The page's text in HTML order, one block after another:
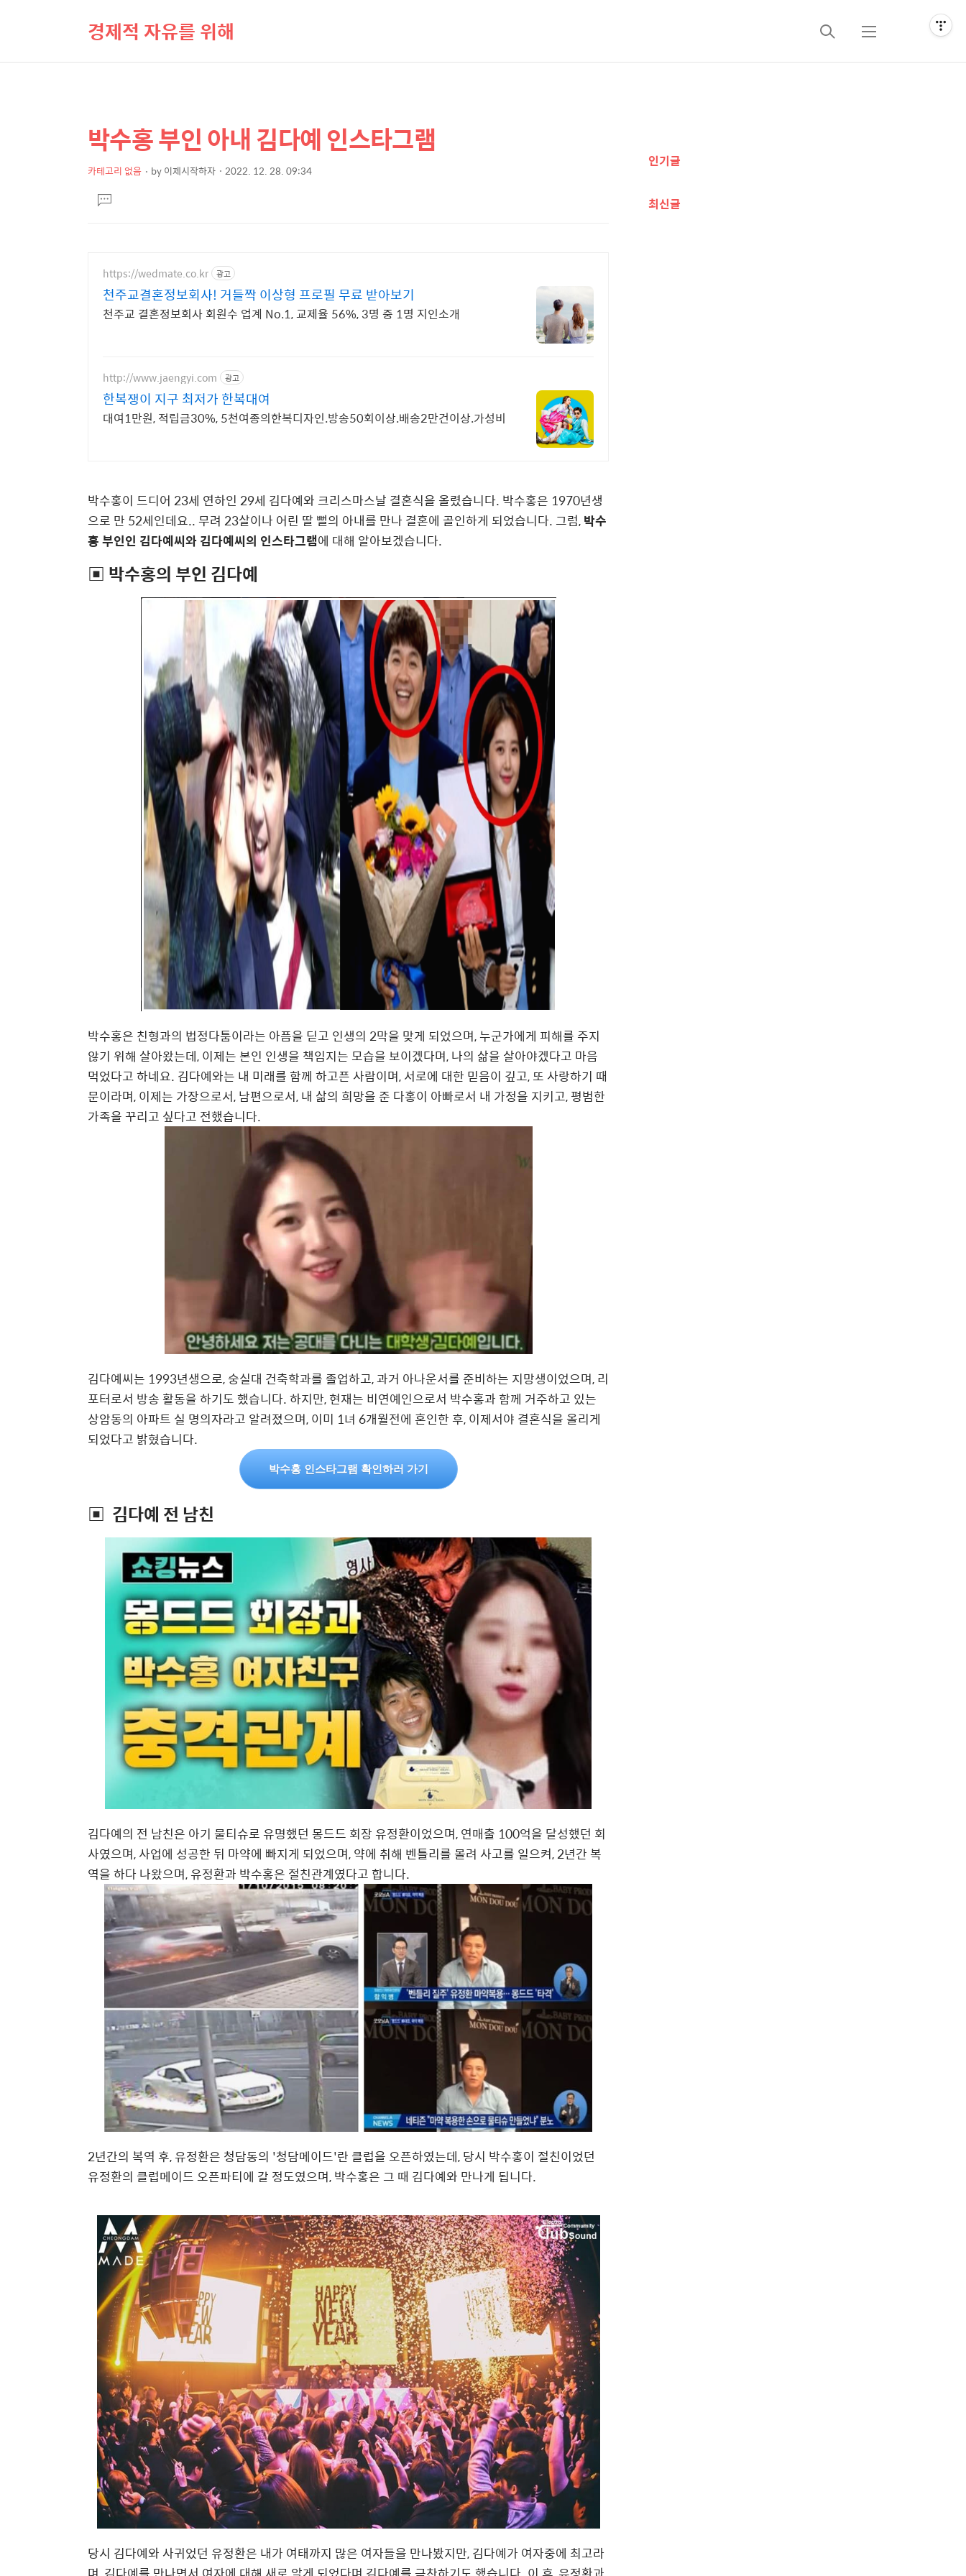
경제적 자유를 위해
검
메
상
컨
텐
본
문
제
박수홍 부인 아내 김다예 인스타그램
카테고리 없음 by이제시작하자 2022. 12. 28. 09:34
문댓
글
https://wedmate.co.kr 광고
천주교결혼정보회사! 거들짝 이상형 프로필 무료 받아보기
천주교 결혼정보회사 회원수 업계 No.1, 교제율 56%, 3명 중 1명 지인소개
http://www.jaengyi.com 광고
한복쟁이 지구 최저가 한복대여
대여1만원, 적립금30%, 5천여종의한복디자인.방송50회이상.배송2만건이상.가성비
박수홍이 드디어 23세 연하인 29세 김다예와 크리스마스날 결혼식을 올렸습니다. 박수홍은 1970년생
으로 만 52세인데요.. 무려 23살이나 어린 딸 뻘의 아내를 만나 결혼에 골인하게 되었습니다. 그럼,박수
홍 부인인 김다예씨와 김다예씨의 인스타그램에 대해 알아보겠습니다.
▣ 박수홍의 부인 김다예
박수홍은 친형과의 법정다툼이라는 아픔을 딛고 인생의 2막을 맞게 되었으며, 누군가에게 피해를 주지
않기 위해 살아왔는데, 이제는 본인 인생을 책임지는 모습을 보이겠다며, 나의 삶을 살아야겠다고 마음
먹었다고 하네요. 김다예와는 내 미래를 함께 하고픈 사람이며, 서로에 대한 믿음이 깊고, 또 사랑하기 때
문이라며, 이제는 가장으로서, 남편으로서, 내 삶의 희망을 준 다홍이 아빠로서 내 가정을 지키고, 평범한
가족을 꾸리고 싶다고 전했습니다.
김다예씨는 1993년생으로, 숭실대 건축학과를 졸업하고, 과거 아나운서를 준비하는 지망생이었으며, 리
포터로서 방송 활동을 하기도 했습니다. 하지만, 현재는 비연예인으로서 박수홍과 함께 거주하고 있는
상암동의 아파트 실 명의자라고 알려졌으며, 이미 1녀 6개월전에 혼인한 후, 이제서야 결혼식을 올리게
되었다고 밝혔습니다.
박수홍 인스타그램 확인하러 가기
▣ 김다예 전 남친
김다예의 전 남친은 아기 물티슈로 유명했던 몽드드 회장 유정환이었으며, 연매출 100억을 달성했던 회
사였으며, 사업에 성공한 뒤 마약에 빠지게 되었으며, 약에 취해 벤틀리를 몰려 사고를 일으켜, 2년간 복
역을 하다 나왔으며, 유정환과 박수홍은 절친관계였다고 합니다.
2년간의 복역 후, 유정환은 청담동의 '청담메이드'란 클럽을 오픈하였는데, 당시 박수홍이 절친이었던
유정환의 클럽메이드 오픈파티에 갈 정도였으며, 박수홍은 그 때 김다예와 만나게 됩니다.
당시 김다예와 사귀었던 유정환은 내가 여태까지 많은 여자들을 만나봤지만, 김다예가 여자중에 최고라
가
보
인기글
최신글